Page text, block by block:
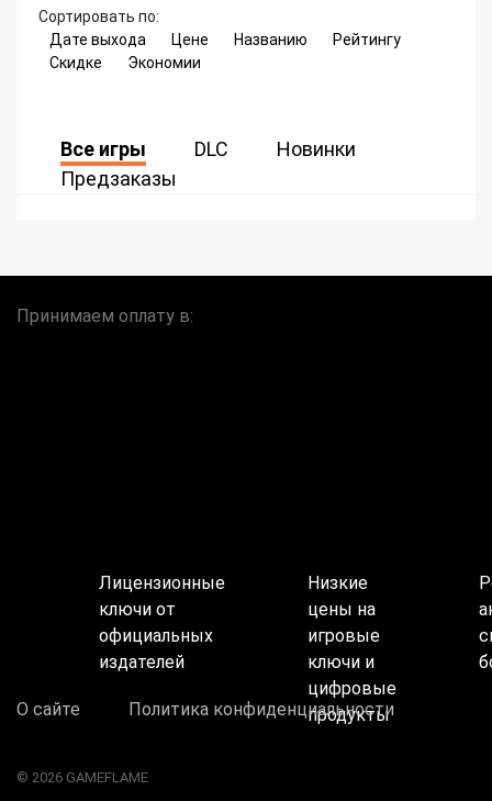
Сортировать по:
Дате выхода
Цене Названию
Рейтингу
Скидке
Экономии
Все игры DLC
Новинки
Предзаказы
Принимаем оплату в:
Лицензионные
ключи от
официальных
издателей
Низкие
цены на
игровые
ключи и
цифровые
продукты
О сайте Политика конфиденциальности
© 2026 GAMEFLAME